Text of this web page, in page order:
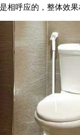
呼应的，整体效